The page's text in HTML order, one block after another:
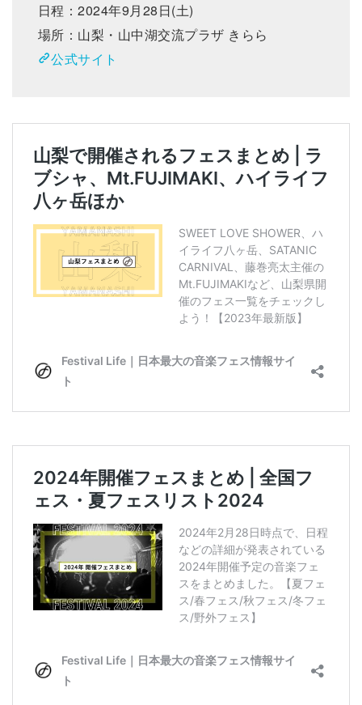
日程：2024年9月28日(土)
場所：山梨・山中湖交流プラザ きらら
公式サイト